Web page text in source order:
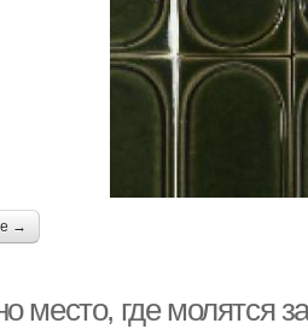
→
место, где молятся